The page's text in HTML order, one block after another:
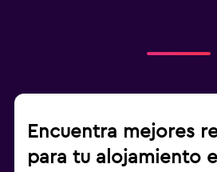
Encuentra mejores
para tu alojamiento